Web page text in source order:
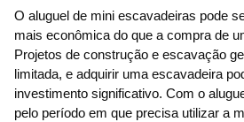
O aluguel de mini escavadeiras pode
mais econômica do que a compra de
Projetos de construção e escavação
limitada, e adquirir uma escavadeira
investimento significativo. Com o
pelo período em que precisa utilizar a